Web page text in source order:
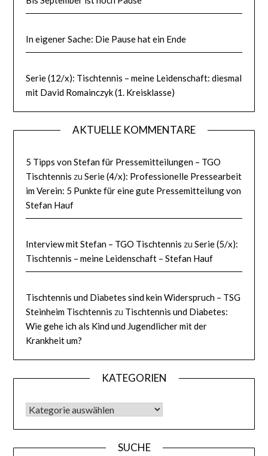
In eigener Sache: Die Pause hat ein Ende
Serie (12/x): Tischtennis – meine Leidenschaft: diesmal
mit David Romainczyk (1. Kreisklasse)
AKTUELLE KOMMENTARE
5 Tipps von Stefan für Pressemitteilungen – TGO
Tischtennis zuSerie (4/x): Professionelle Pressearbeit
im Verein: 5 Punkte für eine gute Pressemitteilung von
Stefan Hauf
Interview mit Stefan – TGO Tischtennis zuSerie (5/x):
Tischtennis – meine Leidenschaft – Stefan Hauf
Tischtennis und Diabetes sind kein Widerspruch – TSG
Steinheim Tischtennis zu Tischtennis und Diabetes:
Wie gehe ich als Kind und Jugendlicher mit der
Krankheit um?
KATEGORIEN
KATEGORIEN
SUCHE